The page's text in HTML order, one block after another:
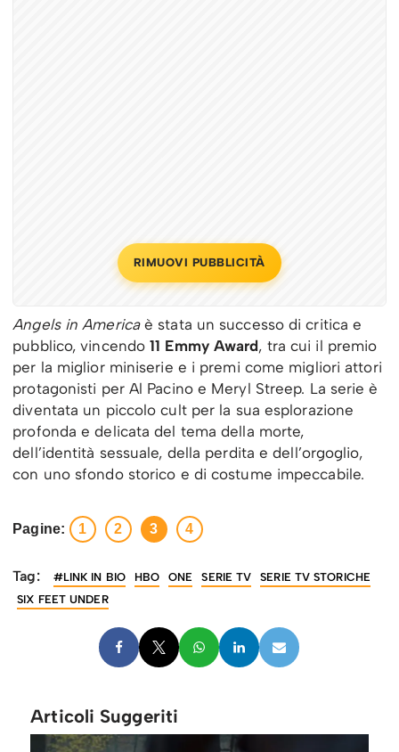
RIMUOVI PUBBLICITÀ
Angels in Americaè stata un successo di critica e
pubblico, vincendo11 Emmy Award, tra cui il premio
per la miglior miniserie e i premi come migliori attori
protagonisti per Al Pacino e Meryl Streep. La serie è
diventata un piccolo cult per la sua esplorazione
profonda e delicata del tema della morte,
dell’identità sessuale, della perdita e dell’orgoglio,
con uno sfondo storico e di costume impeccabile.
Pagine: 1 2 3 4
Tag: #LINK IN BIO HBO ONE SERIE TV
SERIE TV STORICHE
SIX FEET UNDER
Articoli Suggeriti